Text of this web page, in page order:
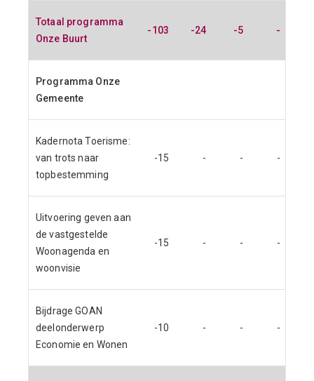
Totaal programma
Onze Buurt
-103 -24 -5 -
Programma Onze
Gemeente
Kadernota Toerisme:
van trots naar
topbestemming
-15 - - -
Uitvoering geven aan
de vastgestelde
Woonagenda en
woonvisie
-15 - - -
Bijdrage GOAN
deelonderwerp
Economie en Wonen
-10 - - -